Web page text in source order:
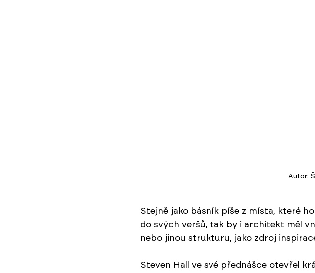
Autor:
Stejně jako básník píše z místa, které
do svých veršů, tak by i architekt měl
nebo jinou strukturu, jako zdroj
Steven Hall ve své přednášce otevřel